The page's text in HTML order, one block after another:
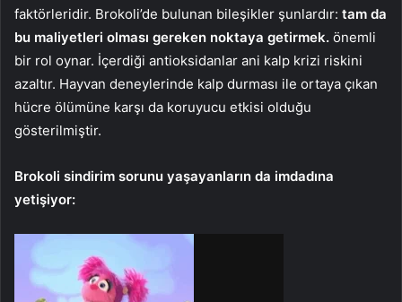
faktörleridir. Brokoli’de bulunan bileşikler şunlardır: tam da
bu maliyetleri olması gereken noktaya getirmek. önemli
bir rol oynar. İçerdiği antioksidanlar ani kalp krizi riskini
azaltır. Hayvan deneylerinde kalp durması ile ortaya çıkan
hücre ölümüne karşı da koruyucu etkisi olduğu
gösterilmiştir.
Brokoli sindirim sorunu yaşayanların da imdadına
yetişiyor: